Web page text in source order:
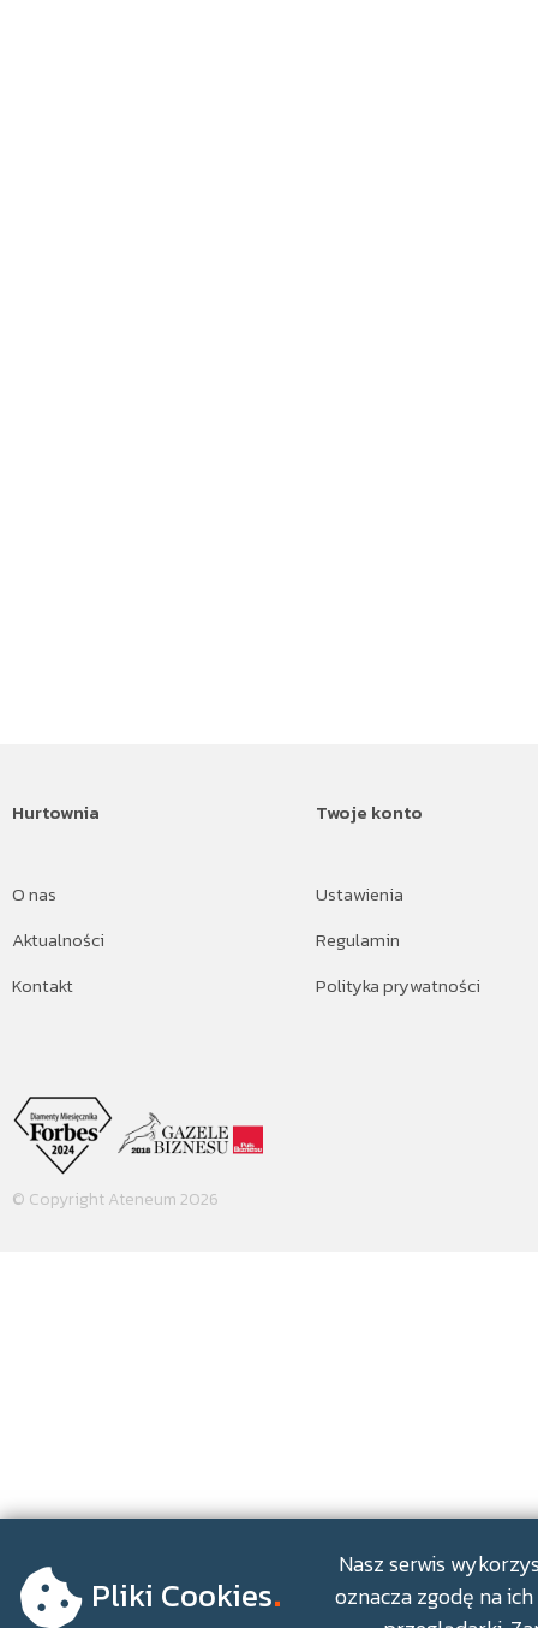
Hurtownia
O nas
Aktualności
Kontakt
Twoje konto
Ustawienia
Regulamin
Polityka prywatności
© Copyright Ateneum 2026
Pliki Cookies.
Nasz serwis
oznacza zgodę na